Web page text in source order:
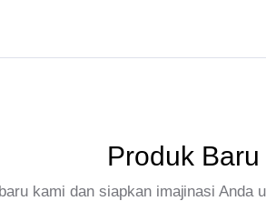
Produk Baru
kami dan siapkan imajinasi Anda